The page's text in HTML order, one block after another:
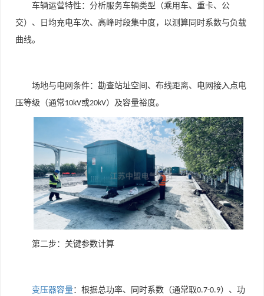
车辆运营特性：分析服务车辆类型（乘用车、重卡、公
交）、日均充电车次、高峰时段集中度，以测算同时系数与负载
曲线。
场地与电网条件：勘查站址空间、布线距离、电网接入点电
压等级（通常10kV或20kV）及容量裕度。
第二步：关键参数计算
变压器容量：根据总功率、同时系数（通常取0.7-0.9）、功